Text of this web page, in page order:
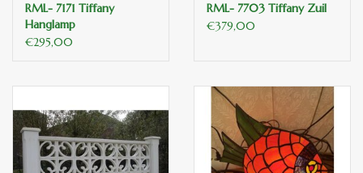
RML- 7171 Tiffany
Hanglamp
€295,00
RML- 7703 Tiffany Zuil
€379,00